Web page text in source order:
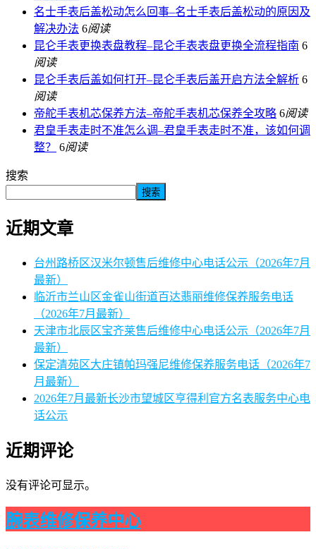
名士手表后盖松动怎么回事–名士手表后盖松动的原因及
解决办法 6阅读
昆仑手表更换表盘教程–昆仑手表表盘更换全流程指南 6
阅读
昆仑手表后盖如何打开–昆仑手表后盖开启方法全解析 6
阅读
帝舵手表机芯保养方法–帝舵手表机芯保养全攻略 6阅读
君皇手表走时不准怎么调–君皇手表走时不准，该如何调
整？
6阅读
搜索
搜索
近期文章
台州路桥区汉米尔顿售后维修中心电话公示（2026年7月
最新）
临沂市兰山区金雀山街道百达翡丽维修保养服务电话
（2026年7月最新）
天津市北辰区宝齐莱售后维修中心电话公示（2026年7月
最新）
保定清苑区大庄镇帕玛强尼维修保养服务电话（2026年7
月最新）
2026年7月最新长沙市望城区亨得利官方名表服务中心电
话公示
近期评论
没有评论可显示。
腕表维修保养中心